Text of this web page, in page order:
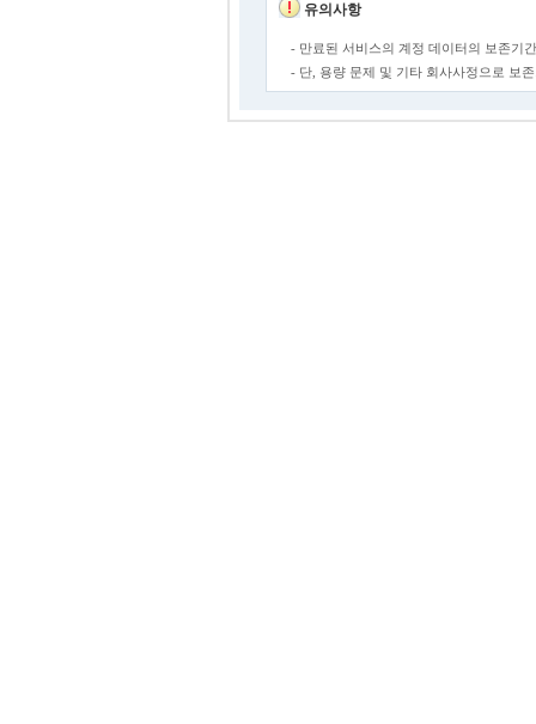
유의사항
- 만료된 서비스의 계정 데이터의 보존기
- 단, 용량 문제 및 기타 회사사정으로 보